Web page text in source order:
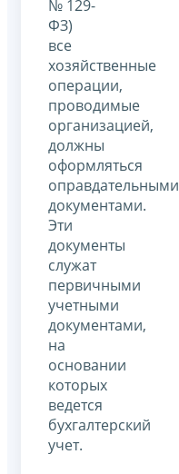
№ 129-
ФЗ)
все
хозяйственные
операции,
проводимые
организацией,
должны
оформляться
оправдательными
документами.
Эти
документы
служат
первичными
учетными
документами,
на
основании
которых
ведется
бухгалтерский
учет.